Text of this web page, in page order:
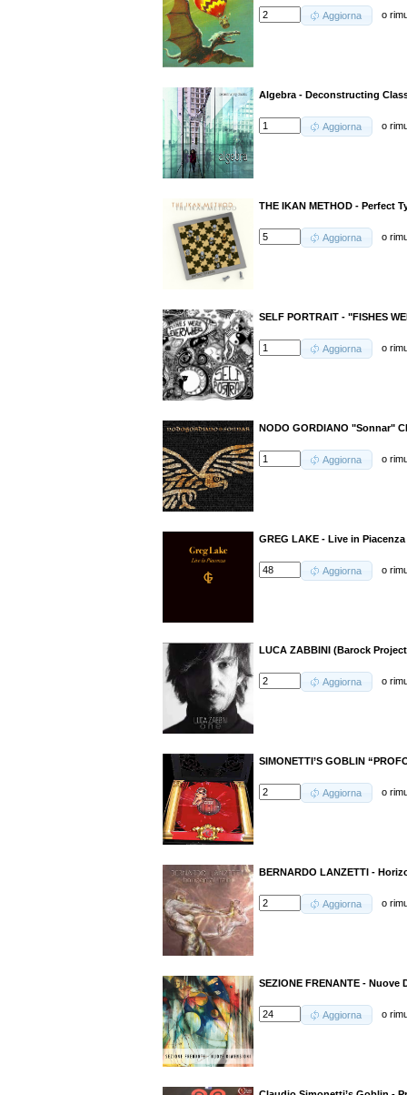
Aggiorna o
Algebra - Deconstructing
Aggiorna o
THE IKAN METHOD - Perfect
Aggiorna o
SELF PORTRAIT - "FISHES
Aggiorna o
NODO GORDIANO "Sonnar"
Aggiorna o
GREG LAKE - Live in
Aggiorna o
LUCA ZABBINI (Barock
Aggiorna o
SIMONETTI’S GOBLIN
Aggiorna o
BERNARDO LANZETTI -
Aggiorna o
SEZIONE FRENANTE -
Aggiorna o